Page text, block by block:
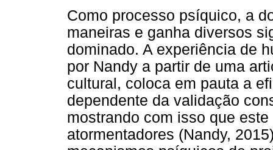
Como processo psíquico, a
maneiras e ganha diversos
dominado. A experiência de
por Nandy a partir de uma
cultural, coloca em pauta a
dependente da validação
mostrando com isso que
atormentadores (Nandy,